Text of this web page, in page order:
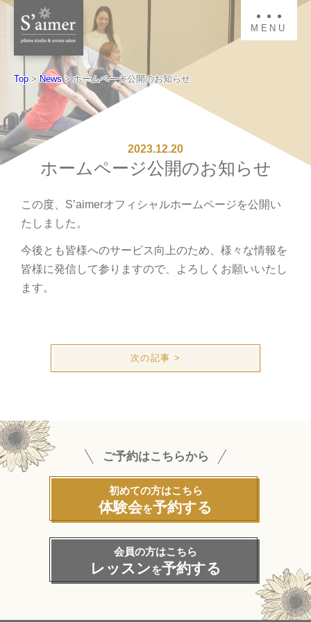
MENU
Top>News>ホームページ公開のお知らせ
2023.12.20
ホームページ公開のお知らせ
この度、S’aimerオフィシャルホームページを公開い
たしました。
今後とも皆様へのサービス向上のため、様々な情報を
皆様に発信して参りますので、よろしくお願いいたし
ます。
次の記事 >
ご予約はこちらから
初めての方はこちら
体験会を予約する
会員の方はこちら
レッスンを予約する